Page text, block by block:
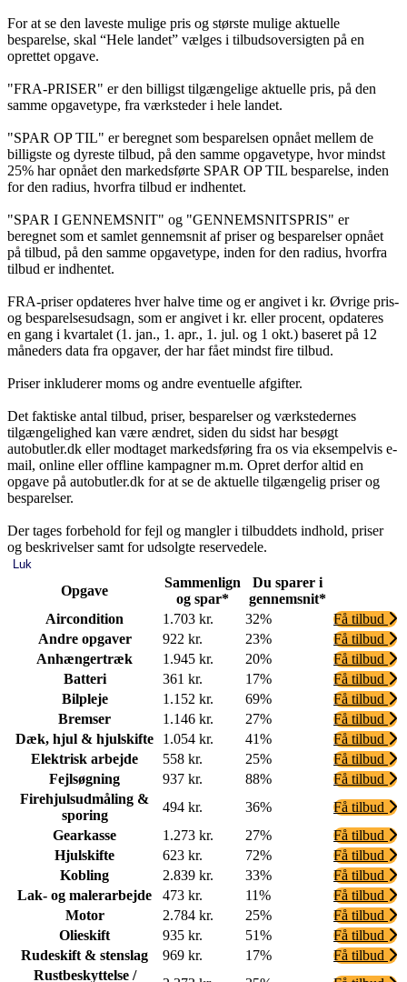
For at se den laveste mulige pris og største mulige aktuelle
besparelse, skal “Hele landet” vælges i tilbudsoversigten på en
oprettet opgave.
"FRA-PRISER" er den billigst tilgængelige aktuelle pris, på den
samme opgavetype, fra værksteder i hele landet.
"SPAR OP TIL" er beregnet som besparelsen opnået mellem de
billigste og dyreste tilbud, på den samme opgavetype, hvor mindst
25% har opnået den markedsførte SPAR OP TIL besparelse, inden
for den radius, hvorfra tilbud er indhentet.
"SPAR I GENNEMSNIT" og "GENNEMSNITSPRIS" er
beregnet som et samlet gennemsnit af priser og besparelser opnået
på tilbud, på den samme opgavetype, inden for den radius, hvorfra
tilbud er indhentet.
FRA-priser opdateres hver halve time og er angivet i kr. Øvrige pris-
og besparelsesudsagn, som er angivet i kr. eller procent, opdateres
en gang i kvartalet (1. jan., 1. apr., 1. jul. og 1 okt.) baseret på 12
måneders data fra opgaver, der har fået mindst fire tilbud.
Priser inkluderer moms og andre eventuelle afgifter.
Det faktiske antal tilbud, priser, besparelser og værkstedernes
tilgængelighed kan være ændret, siden du sidst har besøgt
autobutler.dk eller modtaget markedsføring fra os via eksempelvis e-
mail, online eller offline kampagner m.m. Opret derfor altid en
opgave på autobutler.dk for at se de aktuelle tilgængelig priser og
besparelser.
Der tages forbehold for fejl og mangler i tilbuddets indhold, priser
og beskrivelser samt for udsolgte reservedele.
Luk
Opgave
Sammenlign
og spar*
Du sparer i
gennemsnit*
Aircondition
1.703 kr. 32%
Få tilbud
Andre opgaver
922 kr. 23%
Få tilbud
Anhængertræk
1.945 kr. 20%
Få tilbud
Batteri
361 kr. 17%
Få tilbud
Bilpleje
1.152 kr. 69%
Få tilbud
Bremser
1.146 kr. 27%
Få tilbud
Dæk, hjul & hjulskifte
1.054 kr. 41%
Få tilbud
Elektrisk arbejde
558 kr. 25%
Få tilbud
Fejlsøgning
937 kr. 88%
Få tilbud
Firehjulsudmåling &
sporing
494 kr. 36%
Få tilbud
Gearkasse
1.273 kr. 27%
Få tilbud
Hjulskifte
623 kr. 72%
Få tilbud
Kobling
2.839 kr. 33%
Få tilbud
Lak- og malerarbejde
473 kr. 11%
Få tilbud
Motor
2.784 kr. 25%
Få tilbud
Olieskift
935 kr. 51%
Få tilbud
Rudeskift & stenslag
969 kr. 17%
Få tilbud
Rustbeskyttelse /